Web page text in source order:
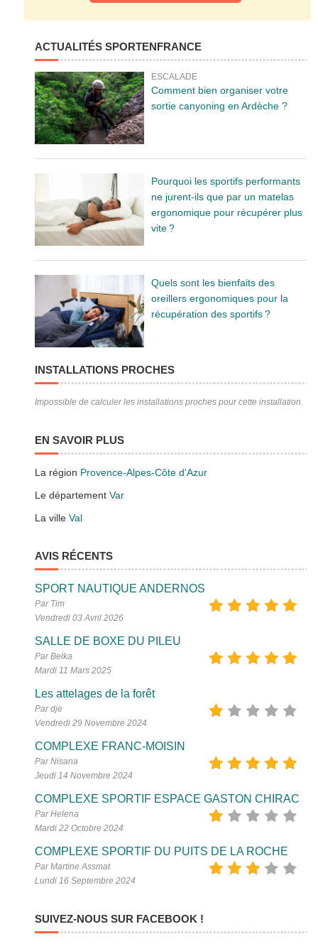
ACTUALITÉS SPORTENFRANCE
ESCALADE
Comment bien organiser votre
sortie canyoning en Ardèche ?
Pourquoi les sportifs performants
ne jurent-ils que par un matelas
ergonomique pour récupérer plus
vite ?
Quels sont les bienfaits des
oreillers ergonomiques pour la
récupération des sportifs ?
INSTALLATIONS PROCHES
Impossible de calculer les installations proches pour cette installation.
EN SAVOIR PLUS
La région Provence-Alpes-Côte d'Azur
Le départementVar
La villeVal
AVIS RÉCENTS
SPORT NAUTIQUE ANDERNOS
Par Tim
Vendredi 03 Avril 2026
SALLE DE BOXE DU PILEU
Par Belka
Mardi 11 Mars 2025
Les attelages de la forêt
Par dje
Vendredi 29 Novembre 2024
COMPLEXE FRANC-MOISIN
Par Nisana
Jeudi 14 Novembre 2024
COMPLEXE SPORTIF ESPACE GASTON CHIRAC
Par Helena
Mardi 22 Octobre 2024
COMPLEXE SPORTIF DU PUITS DE LA ROCHE
Par Martine Assmat
Lundi 16 Septembre 2024
SUIVEZ-NOUS SUR FACEBOOK !